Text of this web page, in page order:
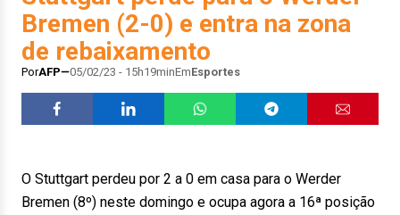
Bremen (2-0) e entra na zona
de rebaixamento
PorAFP 05/02/23 - 15h19minEmEsportes
O Stuttgart perdeu por 2 a 0 em casa para o Werder
Bremen (8º) neste domingo e ocupa agora a 16ª posição